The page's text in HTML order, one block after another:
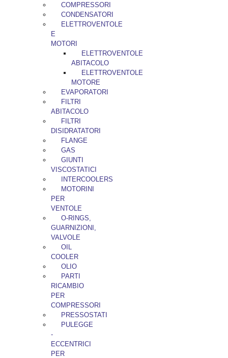
COMPRESSORI
CONDENSATORI
ELETTROVENTOLE
E
MOTORI
ELETTROVENTOLE
ABITACOLO
ELETTROVENTOLE
MOTORE
EVAPORATORI
FILTRI
ABITACOLO
FILTRI
DISIDRATATORI
FLANGE
GAS
GIUNTI
VISCOSTATICI
INTERCOOLERS
MOTORINI
PER
VENTOLE
O-RINGS,
GUARNIZIONI,
VALVOLE
OIL
COOLER
OLIO
PARTI
RICAMBIO
PER
COMPRESSORI
PRESSOSTATI
PULEGGE
-
ECCENTRICI
PER